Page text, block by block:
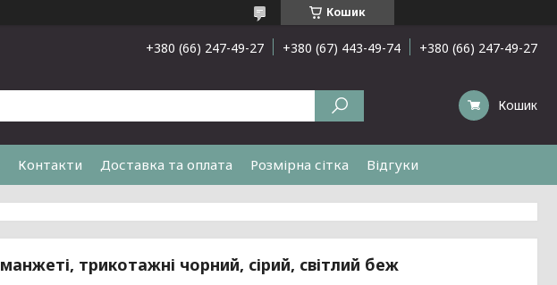
Кошик
+380 (66) 247-49-27 +380 (67) 443-49-74 +380 (66) 247-49-27
Кошик
Контакти Доставка та оплата Розмірна сітка Відгуки
трикотажні чорний, сірий, світлий беж